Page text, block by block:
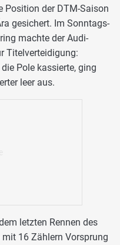
Position der DTM-Saison
gesichert. Im Sonntags-
machte der Audi-
Titelverteidigung:
Pole kassierte, ging
leer aus.
letzten Rennen des
16 Zählern Vorsprung